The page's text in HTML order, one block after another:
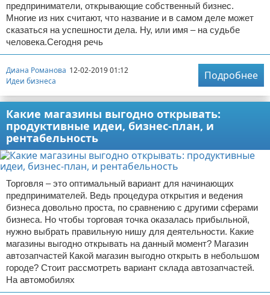
предприниматели, открывающие собственный бизнес.
Многие из них считают, что название и в самом деле может
сказаться на успешности дела. Ну, или имя – на судьбе
человека.Сегодня речь
Диана Романова 12-02-2019 01:12
Идеи бизнеса
Подробнее
Какие магазины выгодно открывать:
продуктивные идеи, бизнес-план, и
рентабельность
Торговля – это оптимальный вариант для начинающих
предпринимателей. Ведь процедура открытия и ведения
бизнеса довольно проста, по сравнению с другими сферами
бизнеса. Но чтобы торговая точка оказалась прибыльной,
нужно выбрать правильную нишу для деятельности. Какие
магазины выгодно открывать на данный момент? Магазин
автозапчастей Какой магазин выгодно открыть в небольшом
городе? Стоит рассмотреть вариант склада автозапчастей.
На автомобилях